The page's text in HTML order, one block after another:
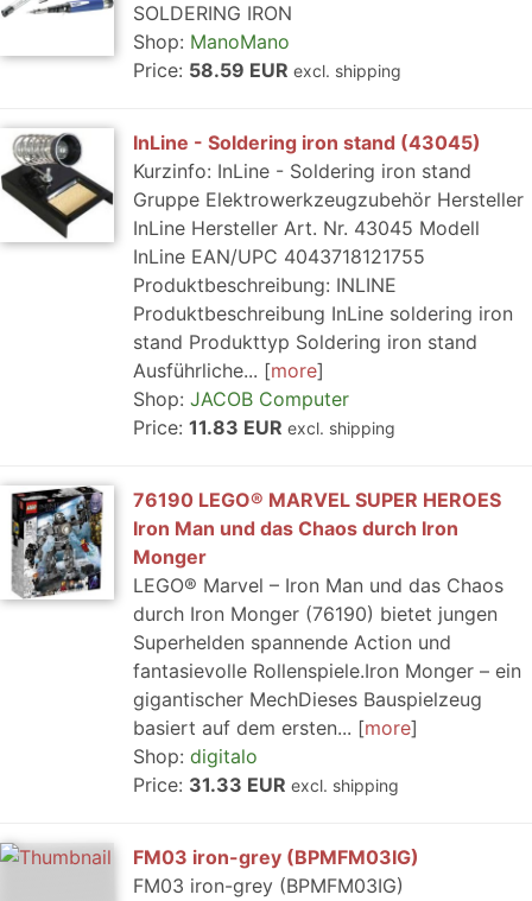
SOLDERING IRON
Shop: ManoMano
Price: 58.59 EUR excl. shipping
InLine - Soldering iron stand (43045)
Kurzinfo: InLine - Soldering iron stand
Gruppe Elektrowerkzeugzubehör Hersteller
InLine Hersteller Art. Nr. 43045 Modell
InLine EAN/UPC 4043718121755
Produktbeschreibung: INLINE
Produktbeschreibung InLine soldering iron
stand Produkttyp Soldering iron stand
Ausführliche...
more
Shop: JACOB Computer
Price: 11.83 EUR excl. shipping
76190 LEGO® MARVEL SUPER HEROES
Iron Man und das Chaos durch Iron
Monger
LEGO® Marvel – Iron Man und das Chaos
durch Iron Monger (76190) bietet jungen
Superhelden spannende Action und
fantasievolle Rollenspiele.Iron Monger – ein
gigantischer MechDieses Bauspielzeug
basiert auf dem ersten...
more
Shop: digitalo
Price: 31.33 EUR excl. shipping
FM03 iron-grey (BPMFM03IG)
FM03 iron-grey (BPMFM03IG)